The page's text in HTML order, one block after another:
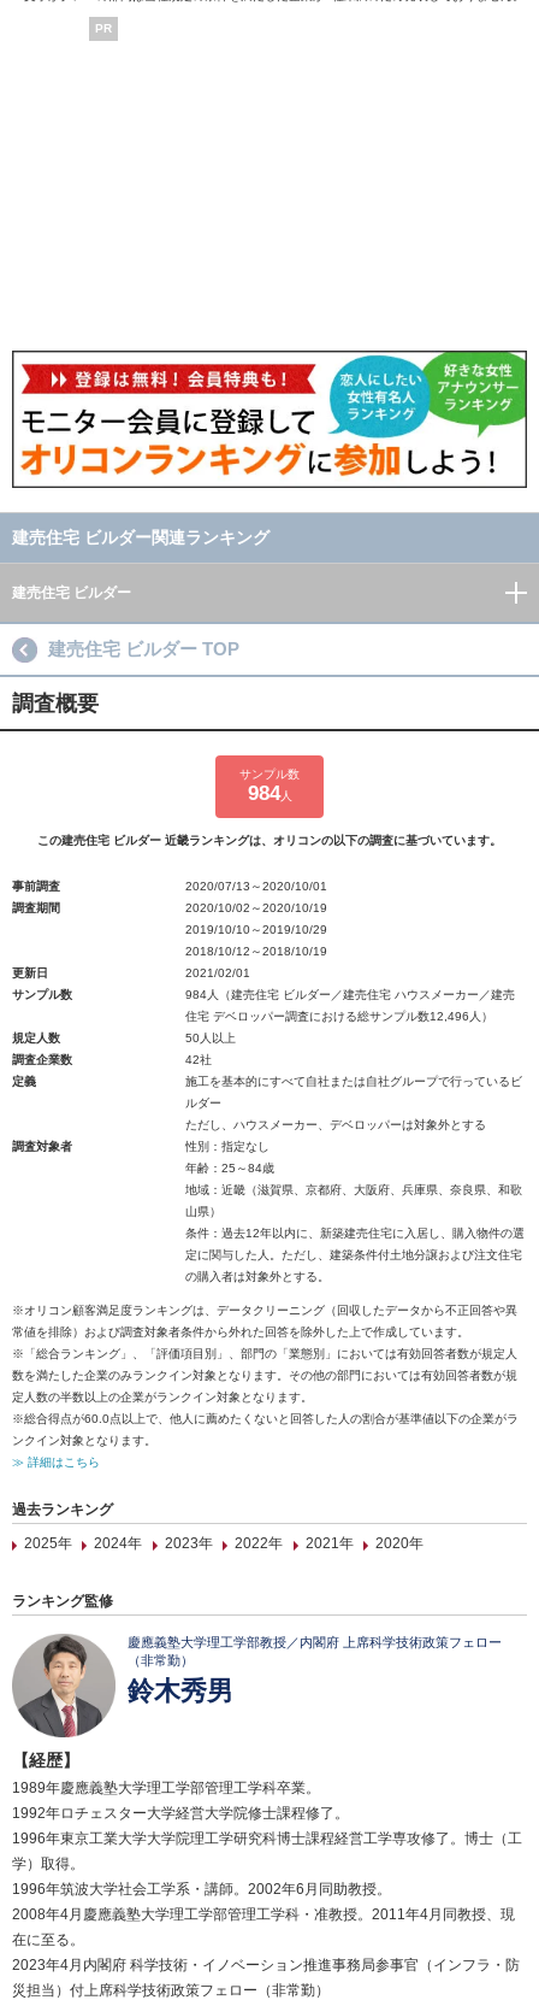
PR
建売住宅 ビルダー関連ランキング
建売住宅 ビルダー
建売住宅 ビルダー TOP
調査概要
サンプル数
984人
この建売住宅 ビルダー 近畿ランキングは、オリコンの以下の調査に基づいています。
事前調査
2020/07/13～2020/10/01
調査期間
2020/10/02～2020/10/19
2019/10/10～2019/10/29
2018/10/12～2018/10/19
更新日
2021/02/01
サンプル数
984人（建売住宅 ビルダー／建売住宅 ハウスメーカー／建売
住宅 デベロッパー調査における総サンプル数12,496人）
規定人数
50人以上
調査企業数
42社
定義
施工を基本的にすべて自社または自社グループで行っているビ
ルダー
ただし、ハウスメーカー、デベロッパーは対象外とする
調査対象者
性別：指定なし
年齢：25～84歳
地域：近畿（滋賀県、京都府、大阪府、兵庫県、奈良県、和歌
山県）
条件：過去12年以内に、新築建売住宅に入居し、購入物件の選
定に関与した人。ただし、建築条件付土地分譲および注文住宅
の購入者は対象外とする。
※オリコン顧客満足度ランキングは、データクリーニング（回収したデータから不正回答や異
常値を排除）および調査対象者条件から外れた回答を除外した上で作成しています。
※「総合ランキング」、「評価項目別」、部門の「業態別」においては有効回答者数が規定人
数を満たした企業のみランクイン対象となります。その他の部門においては有効回答者数が規
定人数の半数以上の企業がランクイン対象となります。
※総合得点が60.0点以上で、他人に薦めたくないと回答した人の割合が基準値以下の企業がラ
ンクイン対象となります。
≫ 詳細はこちら
過去ランキング
2025年
2024年 2023年 2022年 2021年 2020年
ランキング監修
慶應義塾大学理工学部教授／内閣府 上席科学技術政策フェロー
（非常勤）
鈴木秀男
【経歴】
1989年慶應義塾大学理工学部管理工学科卒業。
1992年ロチェスター大学経営大学院修士課程修了。
1996年東京工業大学大学院理工学研究科博士課程経営工学専攻修了。博士（工
学）取得。
1996年筑波大学社会工学系・講師。2002年6月同助教授。
2008年4月慶應義塾大学理工学部管理工学科・准教授。2011年4月同教授、現
在に至る。
2023年4月内閣府 科学技術・イノベーション推進事務局参事官（インフラ・防
災担当）付上席科学技術政策フェロー（非常勤）